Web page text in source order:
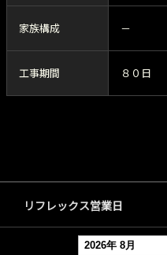
家族構成 －
工事期間 ８０日
リフレックス営業日
2026年 8月